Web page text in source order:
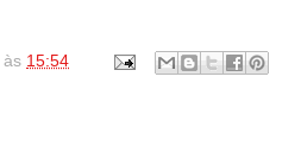
às 15:54